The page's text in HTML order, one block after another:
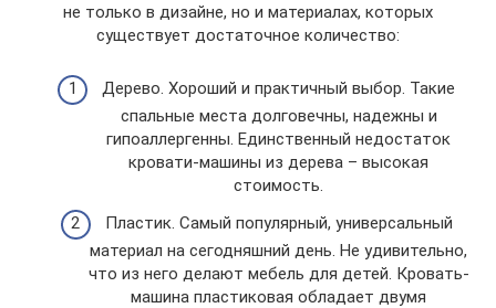
не только в дизайне, но и материалах, которых
существует достаточное количество:
Дерево. Хороший и практичный выбор. Такие
спальные места долговечны, надежны и
гипоаллергенны. Единственный недостаток
кровати-машины из дерева – высокая
стоимость.
Пластик. Самый популярный, универсальный
материал на сегодняшний день. Не удивительно,
что из него делают мебель для детей. Кровать-
машина пластиковая обладает двумя